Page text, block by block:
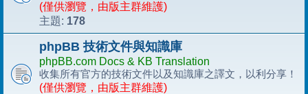
(僅供瀏覽，由版主群維護)
主題: 178
phpBB 技術文件與知識庫
phpBB.com Docs & KB Translation
收集所有官方的技術文件以及知識庫之譯文，以利分享！
(僅供瀏覽，由版主群維護)